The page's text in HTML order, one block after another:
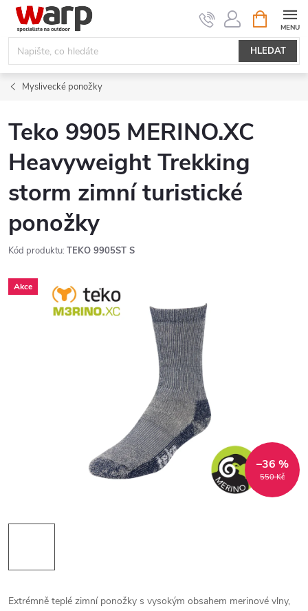
Přejít
obsah
HLEDAT
NÁKUPNÍ
KOŠÍK
Myslivecké ponožky
Teko 9905 MERINO.XC
Heavyweight Trekking
storm zimní turistické
ponožky
Kód produktu: TEKO 9905ST S
Akce
550 Kč
–36 %
Extrémně teplé zimní ponožky s vysokým obsahem merinové vlny,